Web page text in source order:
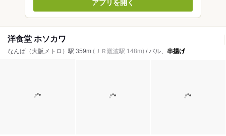
アプリを開く
洋食堂 ホソカワ
なんば（大阪メトロ）駅 359m (ＪＲ難波駅 148m) / バル、 串揚げ